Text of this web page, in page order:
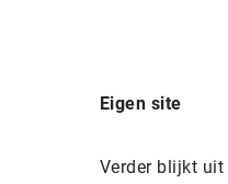
Eigen site
Verder blijkt uit